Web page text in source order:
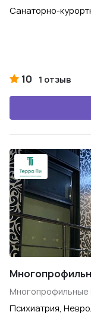
Санаторно-
10 1 отзыв
Многопрофильные
Психиатрия,